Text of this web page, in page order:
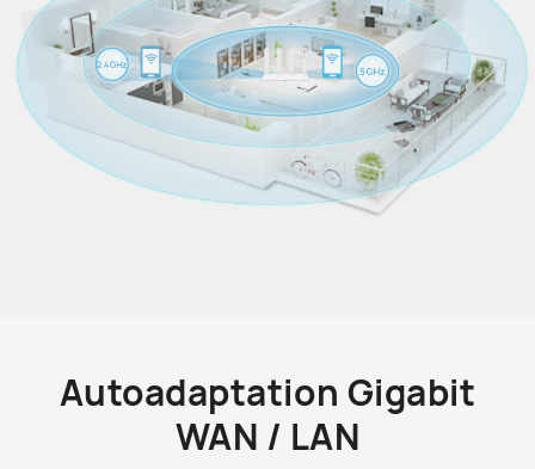
Autoadaptation Gigabit
WAN / LAN